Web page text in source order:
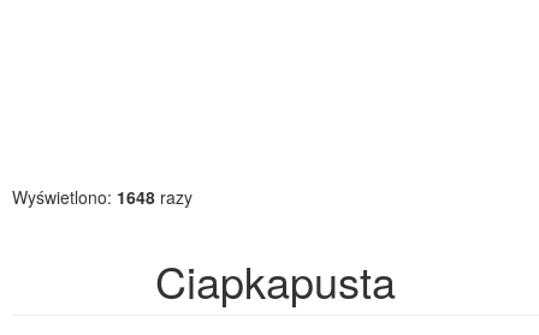
Wyświetlono: 1648 razy
Ciapkapusta